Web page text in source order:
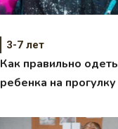
3-7 лет
Как правильно одеть
ребенка на прогулку